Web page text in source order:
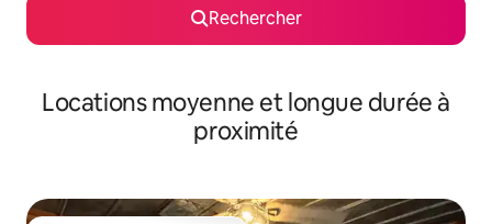
Rechercher
Locations moyenne et longue durée à
proximité